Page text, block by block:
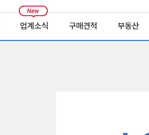
업계소식 구매견적 부동산